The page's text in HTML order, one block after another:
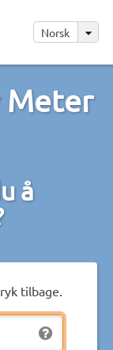
Norsk
Meter
å
tilbage.